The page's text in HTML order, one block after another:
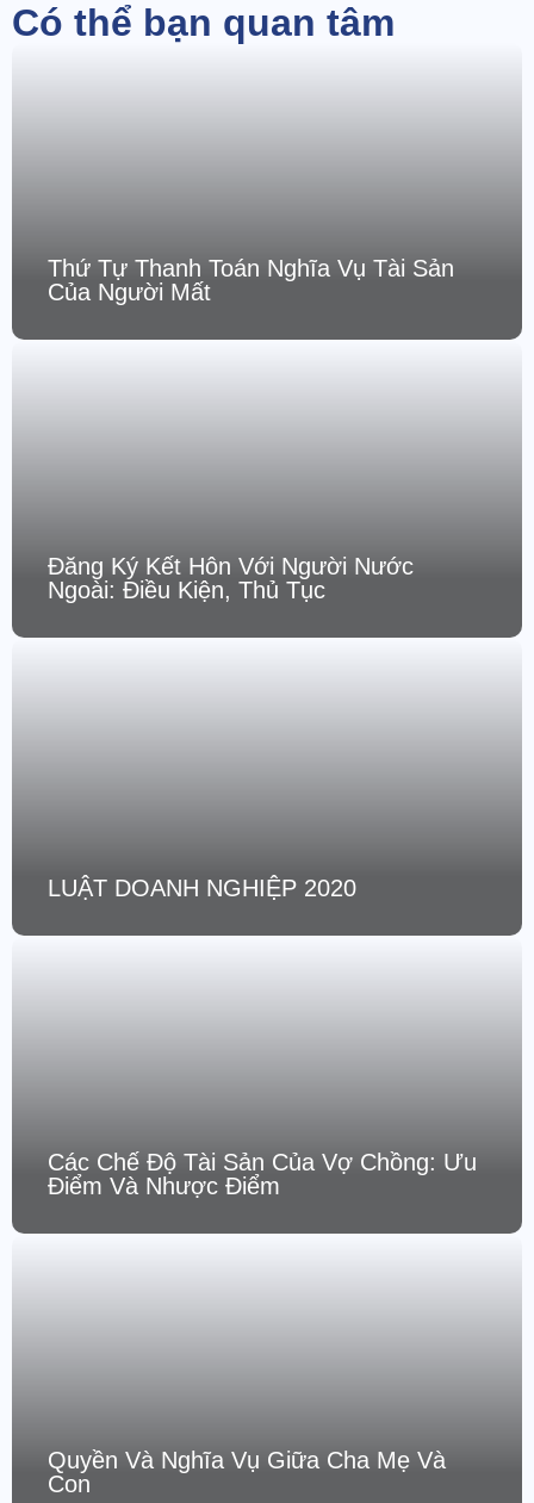
Có thể bạn quan tâm
Thứ Tự Thanh Toán Nghĩa Vụ Tài Sản
Của Người Mất
Đăng Ký Kết Hôn Với Người Nước
Ngoài: Điều Kiện, Thủ Tục
LUẬT DOANH NGHIỆP 2020
Các Chế Độ Tài Sản Của Vợ Chồng: Ưu
Điểm Và Nhược Điểm
Quyền Và Nghĩa Vụ Giữa Cha Mẹ Và
Con